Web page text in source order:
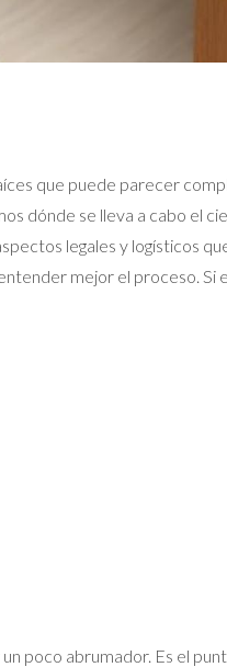
que puede parecer
dónde se lleva a cabo el
legales y logísticos
mejor el proceso. Si
poco abrumador. Es el